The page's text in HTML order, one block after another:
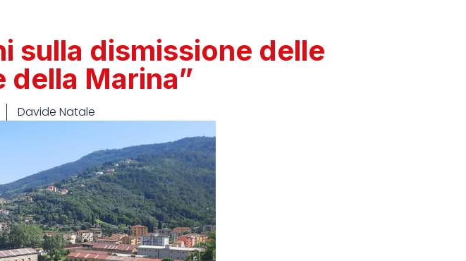
sulla dismissione delle
della Marina”
Davide Natale